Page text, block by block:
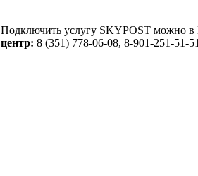
Подключить услугу SKYPOST можно в
центр: 8 (351) 778-06-08, 8-901-251-51-